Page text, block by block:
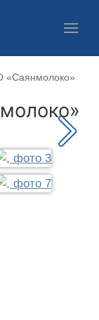
«Саянмолоко»